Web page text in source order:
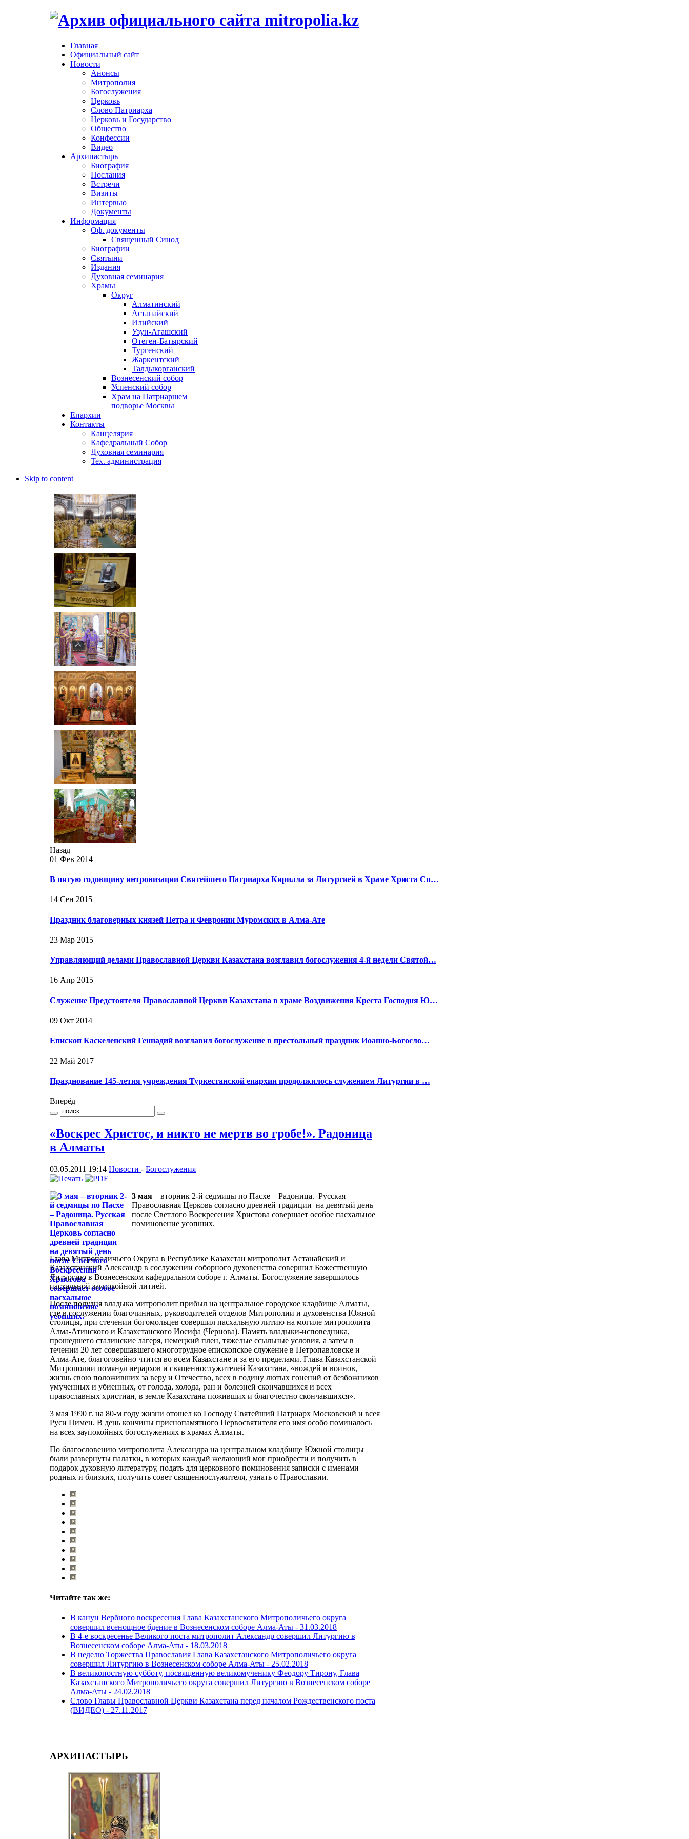
Главная
Официальный сайт
Новости
Анонсы
Митрополия
Богослужения
Церковь
Слово Патриарха
Церковь и Государство
Общество
Конфессии
Видео
Архипастырь
Биография
Послания
Встречи
Визиты
Интервью
Документы
Информация
Оф. документы
Священный Синод
Биографии
Святыни
Издания
Духовная семинария
Храмы
Округ
Алматинский
Астанайский
Илийский
Узун-Агашский
Отеген-Батырский
Тургенский
Жаркентский
Талдыкорганский
Вознесенский собор
Успенский собор
Храм на Патриаршем
подворье Москвы
Епархии
Контакты
Канцелярия
Кафедральный Собор
Духовная семинария
Тех. администрация
Skip to content
Назад
01 Фев 2014
В пятую годовщину интронизации Святейшего Патриарха Кирилла за Литургией в Храме Христа Сп…
14 Сен 2015
Праздник благоверных князей Петра и Февронии Муромских в Алма-Ате
23 Мар 2015
Управляющий делами Православной Церкви Казахстана возглавил богослужения 4-й недели Святой…
16 Апр 2015
Служение Предстоятеля Православной Церкви Казахстана в храме Воздвижения Креста Господня Ю…
09 Окт 2014
Епископ Каскеленский Геннадий возглавил богослужение в престольный праздник Иоанно-Богосло…
22 Май 2017
Празднование 145-летия учреждения Туркестанской епархии продолжилось служением Литургии в …
Вперёд
«Воскрес Христос, и никто не мертв во гробе!». Радоница
в Алматы
03.05.2011 19:14 Новости - Богослужения
3 мая – вторник 2-й седмицы по Пасхе – Радоница. Русская
Православная Церковь согласно древней традиции на девятый день
после Светлого Воскресения Христова совершает особое пасхальное
поминовение усопших.
Глава Митрополичьего Округа в Республике Казахстан митрополит Астанайский и
Казахстанский Александр в сослужении соборного духовенства совершил Божественную
Литургию в Вознесенском кафедральном соборе г. Алматы. Богослужение завершилось
пасхальной заупокойной литией.
После полудня владыка митрополит прибыл на центральное городское кладбище Алматы,
где в сослужении благочинных, руководителей отделов Митрополии и духовенства Южной
столицы, при стечении богомольцев совершил пасхальную литию на могиле митрополита
Алма-Атинского и Казахстанского Иосифа (Чернова). Память владыки-исповедника,
прошедшего сталинские лагеря, немецкий плен, тяжелые ссыльные условия, а затем в
течении 20 лет совершавшего многотрудное епископское служение в Петропавловске и
Алма-Ате, благоговейно чтится во всем Казахстане и за его пределами. Глава Казахстанской
Митрополии помянул иерархов и священнослужителей Казахстана, «вождей и воинов,
жизнь свою положивших за веру и Отечество, всех в годину лютых гонений от безбожников
умученных и убиенных, от голода, холода, ран и болезней скончавшихся и всех
православных христиан, в земле Казахстана поживших и благочестно скончавшихся».
3 мая 1990 г. на 80-м году жизни отошел ко Господу Святейший Патриарх Московский и всея
Руси Пимен. В день кончины приснопамятного Первосвятителя его имя особо поминалось
на всех заупокойных богослужениях в храмах Алматы.
По благословению митрополита Александра на центральном кладбище Южной столицы
были развернуты палатки, в которых каждый желающий мог приобрести и получить в
подарок духовную литературу, подать для церковного поминовения записки с именами
родных и близких, получить совет священнослужителя, узнать о Православии.
Читайте так же:
В канун Вербного воскресения Глава Казахстанского Митрополичьего округа
совершил всенощное бдение в Вознесенском соборе Алма-Аты - 31.03.2018
В 4-е воскресенье Великого поста митрополит Александр совершил Литургию в
Вознесенском соборе Алма-Аты - 18.03.2018
В неделю Торжества Православия Глава Казахстанского Митрополичьего округа
совершил Литургию в Вознесенском соборе Алма-Аты - 25.02.2018
В великопостную субботу, посвященную великомученику Феодору Тирону, Глава
Казахстанского Митрополичьего округа совершил Литургию в Вознесенском соборе
Алма-Аты - 24.02.2018
Слово Главы Православной Церкви Казахстана перед началом Рождественского поста
(ВИДЕО) - 27.11.2017
АРХИПАСТЫРЬ